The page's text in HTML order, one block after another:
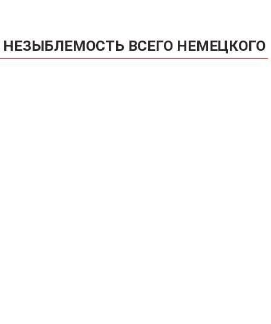
НЕЗЫБЛЕМОСТЬ ВСЕГО НЕМЕЦКОГО